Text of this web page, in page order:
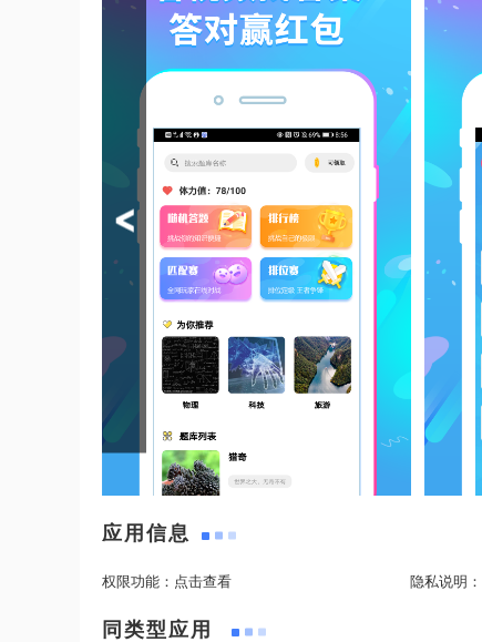
应用信息
权限功能： 点击查看 隐私说明：
同类型应用